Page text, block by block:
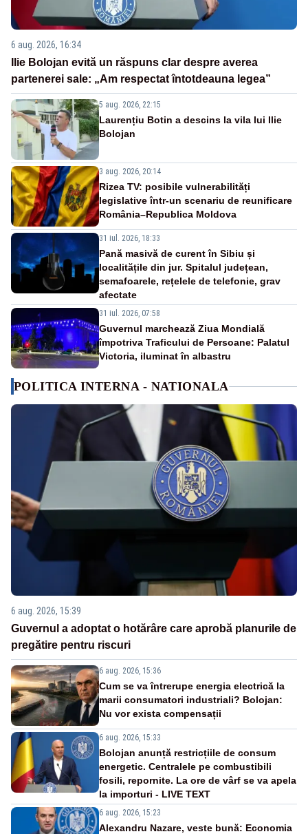
6 aug. 2026, 16:34
Ilie Bolojan evită un răspuns clar despre averea
partenerei sale: „Am respectat întotdeauna legea”
5 aug. 2026, 22:15
Laurențiu Botin a descins la vila lui Ilie
Bolojan
3 aug. 2026, 20:14
Rizea TV: posibile vulnerabilități
legislative într-un scenariu de reunificare
România–Republica Moldova
31 iul. 2026, 18:33
Pană masivă de curent în Sibiu și
localitățile din jur. Spitalul județean,
semafoarele, rețelele de telefonie, grav
afectate
31 iul. 2026, 07:58
Guvernul marchează Ziua Mondială
împotriva Traficului de Persoane: Palatul
Victoria, iluminat în albastru
POLITICA INTERNA - NATIONALA
6 aug. 2026, 15:39
Guvernul a adoptat o hotărâre care aprobă planurile de
pregătire pentru riscuri
6 aug. 2026, 15:36
Cum se va întrerupe energia electrică la
marii consumatori industriali? Bolojan:
Nu vor exista compensații
6 aug. 2026, 15:33
Bolojan anunță restricțiile de consum
energetic. Centralele pe combustibili
fosili, repornite. La ore de vârf se va apela
la importuri - LIVE TEXT
6 aug. 2026, 15:23
Alexandru Nazare, veste bună: Economia